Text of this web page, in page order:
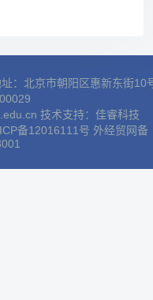
：北京市朝阳区惠新东街10
技术支持： 佳睿科技
备12016111号 外经贸网备